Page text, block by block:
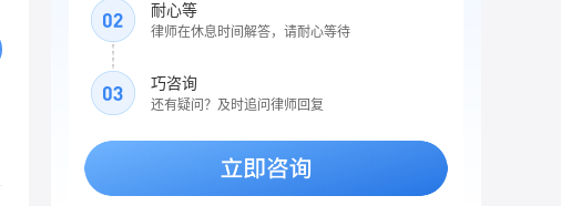
耐心等
律师在休息时间解答，请耐心等待
巧咨询
还有疑问？及时追问律师回复